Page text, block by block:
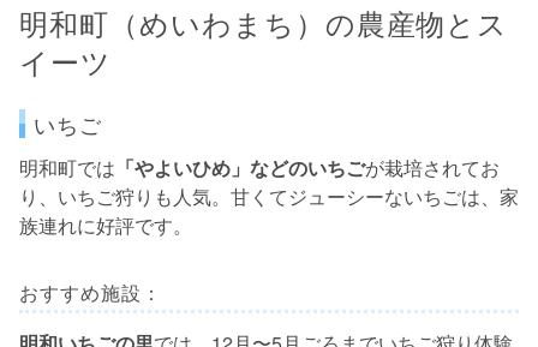
明和町（めいわまち）の農産物とス
イーツ
いちご
明和町では 「やよいひめ」などのいちごが栽培されてお
り、いちご狩りも人気。甘くてジューシーないちごは、家
族連れに好評です。
おすすめ施設：